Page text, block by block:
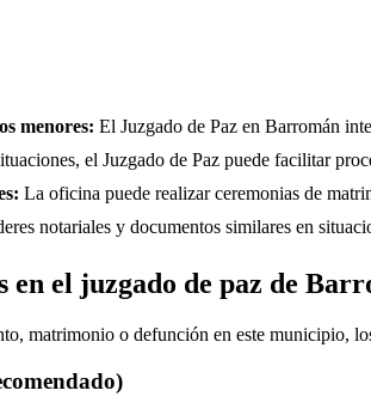
menores: El Juzgado de Paz en Barromán
el Juzgado de Paz puede facilitar
La oficina puede realizar ceremonias de
notariales y documentos similares en
el juzgado de paz de
matrimonio o defunción en este municipio,